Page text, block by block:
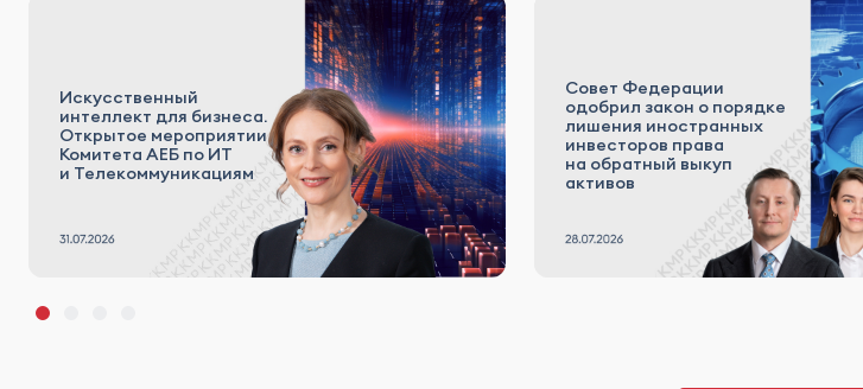
Искусственный
интеллект для бизнеса.
Открытое мероприятии
Комитета АЕБ по ИТ
и Телекоммуникациям
Совет Федерации
одобрил закон о порядке
лишения иностранных
инвесторов права
на обратный выкуп
активов